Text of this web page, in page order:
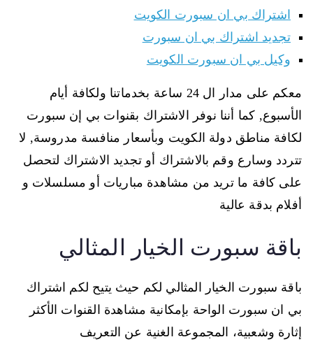
اشتراك بي ان سبورت الكويت
تجديد اشتراك بي ان سبورت
وكيل بي ان سبورت الكويت
معكم على مدار ال 24 ساعة بخدماتنا ولكافة أيام
الأسبوع, كما أننا نوفر الاشتراك بقنوات بي إن سبورت
لكافة مناطق دولة الكويت وبأسعار منافسة مدروسة, لا
تتردد وسارع وقم بالاشتراك أو تجديد الاشتراك لتحصل
على كافة ما تريد من مشاهدة مباريات أو مسلسلات و
أفلام بدقة عالية
باقة سبورت الخيار المثالي
باقة سبورت الخيار المثالي لكم حيث يتيح لكم اشتراك
بي ان سبورت الواحة بإمكانية مشاهدة القنوات الأكثر
إثارة وشعبية، المجموعة الغنية عن التعريف